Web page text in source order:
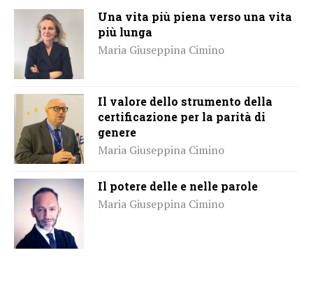
Una vita più piena verso una vita
più lunga
Maria Giuseppina Cimino
Il valore dello strumento della
certificazione per la parità di
genere
Maria Giuseppina Cimino
Il potere delle e nelle parole
Maria Giuseppina Cimino